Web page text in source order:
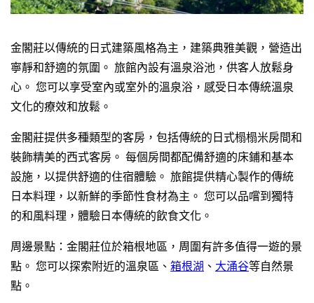
金閣莊以傳統的日式建築風格為主，建築典雅美觀，營造出
寧靜和舒適的氛圍。 旅館內設有溫泉浴池，供客人放鬆身
心。 您可以享受室內或室外的溫泉浴，感受日本傳統溫泉
文化的療效和放鬆。
金閣莊提供多種類型的客房，包括傳統的日式榻榻米房間和
裝飾精美的西式客房。 每個房間都配備舒適的床鋪和基本
設施，以提供舒適的住宿體驗。 旅館提供精心製作的傳統
日本料理，以新鮮的季節性食材為主。 您可以品嚐到獨特
的和風料理，體驗日本傳統的飲食文化。
周邊景點：金閣莊位於箱根地區，周圍有許多值得一遊的景
點。 您可以探索附近的溫泉區、 箱根湖 、 大涌谷等自然景
點。